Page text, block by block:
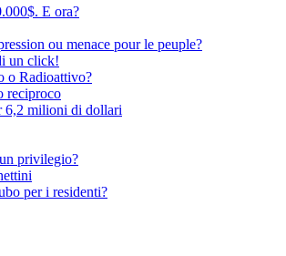
E ora?
ou menace pour le peuple?
un click!
o Radioattivo?
reciproco
6,2 milioni di dollari
privilegio?
per i residenti?